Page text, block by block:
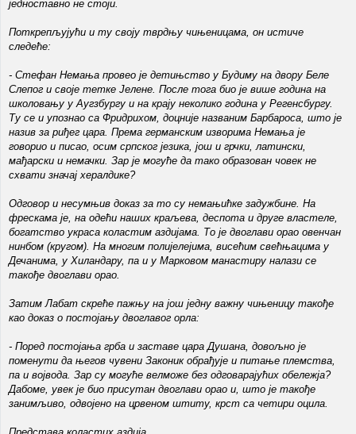
једноставно не стоји.
Поткрепљујући и ту своју тврдњу чињеницама, он истиче
следеће:
- Стефан Немања провео је детињство у Будиму на двору Беле
Слепог и своје тетке Јелене. После тога био је више година на
школовању у Аугзбургу и на крају неколико година у Регенсбургу.
Ту се и упознао са Фридрихом, доцније названим Барбароса, што је
назив за риђег цара. Према германским изворима Немања је
говорио и писао, осим српског језика, још и грчки, латински,
мађарски и немачки. Зар је могуће да тако образован човек не
схвати значај хералдике?
Одговор и несумњив доказ за то су немањићке задужбине. На
фрескама је, на одећи наших краљева, деспота и друге властеле,
богатство украса коластим аздијама. То је двоглави орао овенчан
нинбом (кругом). На многим полијелејима, висећим свећњацима у
Дечанима, у Хиландару, па и у Марковом манастиру налази се
такође двоглави орао.
Затим Лабат скреће пажњу на још једну важну чињеницу такође
као доказ о постојању двоглавог орла:
- Поред постојања грба и заставе цара Душана, довољно је
поменути да његов чувени Законик обрађује и питање племства,
па и војвода. Зар су могуће велможе без одговарајућих обележја?
Дабоме, увек је био присутан двоглави орао и, што је такође
занимљиво, одвојено на црвеном штиту, крст са четири оцила.